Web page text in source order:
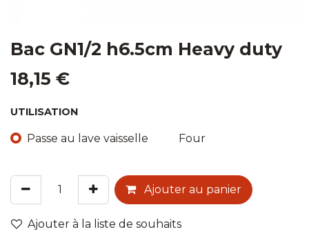
Bac GN1/2 h6.5cm Heavy duty
18,15 €
UTILISATION
Passe au lave vaisselle Four
Ajouter au panier
Ajouter à la liste de souhaits